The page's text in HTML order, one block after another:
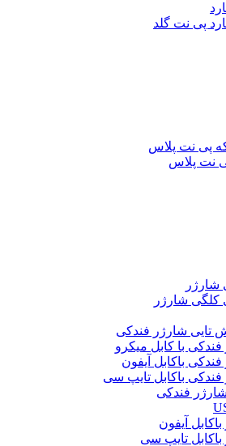
پی نت گلد
پی نت پلاس
نت پلاس
شارژر
تایی شارژر فندکی
با کابل میکرو
باکابل آیفون
فندکی باکابل تایپ سی
فندکی
آیفون
تایپ سی